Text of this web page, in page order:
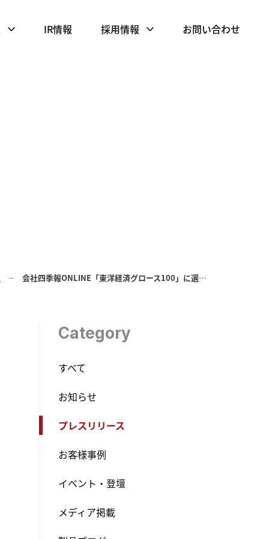
IR情報 採用情報 お問い合わせ
会社四季報ONLINE「東洋経済グロース100」に選出されました
Category
すべて
お知らせ
プレスリリース
お客様事例
イベント・登壇
メディア掲載